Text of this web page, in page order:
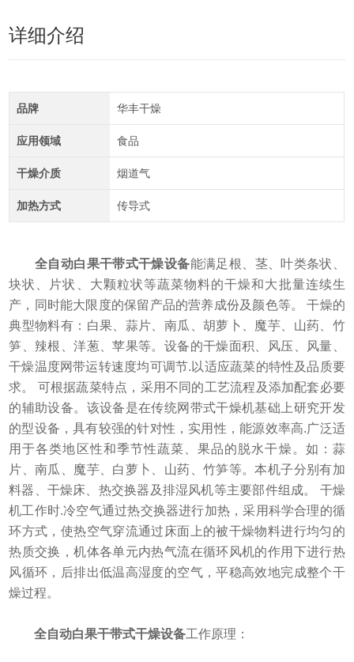
详细介绍
品牌 华丰干燥
应用领域 食品
干燥介质 烟道气
加热方式 传导式
全自动白果干带式干燥设备能满足根、茎、叶类条状、
块状、片状、大颗粒状等蔬菜物料的干燥和大批量连续生
产，同时能大限度的保留产品的营养成份及颜色等。 干燥的
典型物料有：白果、蒜片、南瓜、胡萝卜、魔芋、山药、竹
笋、辣根、洋葱、苹果等。设备的干燥面积、风压、风量、
干燥温度网带运转速度均可调节.以适应蔬菜的特性及品质要
求。 可根据蔬菜特点，采用不同的工艺流程及添加配套必要
的辅助设备。该设备是在传统网带式干燥机基础上研究开发
的型设备，具有较强的针对性，实用性，能源效率高.广泛适
用于各类地区性和季节性蔬菜、果品的脱水干燥。如：蒜
片、南瓜、魔芋、白萝卜、山药、竹笋等。本机子分别有加
料器、干燥床、热交换器及排湿风机等主要部件组成。 干燥
机工作时.冷空气通过热交换器进行加热，采用科学合理的循
环方式，使热空气穿流通过床面上的被干燥物料进行均匀的
热质交换，机体各单元内热气流在循环风机的作用下进行热
风循环，后排出低温高湿度的空气，平稳高效地完成整个干
燥过程。
全自动白果干带式干燥设备工作原理：